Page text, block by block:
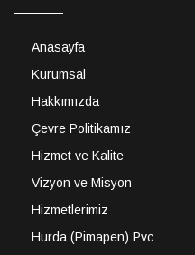
Anasayfa
Kurumsal
Hakkımızda
Çevre Politikamız
Hizmet ve Kalite
Vizyon ve Misyon
Hizmetlerimiz
Hurda (Pimapen) Pvc